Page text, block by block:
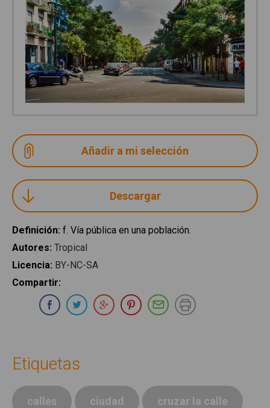
Descargar
Definición: f. Vía pública en una población.
Autores: Tropical
Licencia: BY-NC-SA
Compartir:
Compartir en Whatsapp
Compartir en Facebook
Compartir en Twitter
Compartir en Google Plus
Compartir en Pinterest
Compartir por E-
Etiquetas
calles ciudad cruzar la calle